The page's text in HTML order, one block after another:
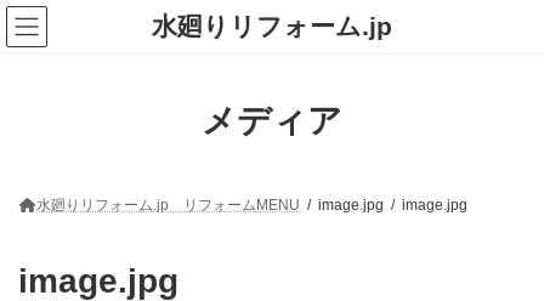
コ
ン
テ
ナ
ビ
ゲ
水廻りリフォーム.jp
メディア
水廻りリフォーム.jp リフォームMENU image.jpg image.jpg
image.jpg